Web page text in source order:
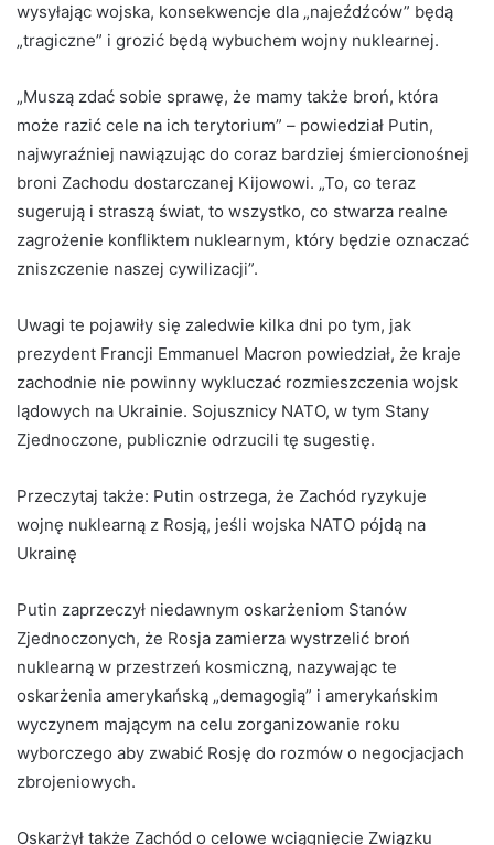
wysyłając wojska, konsekwencje dla „najeźdźców” będą
„tragiczne” i grozić będą wybuchem wojny nuklearnej.
„Muszą zdać sobie sprawę, że mamy także broń, która
może razić cele na ich terytorium” – powiedział Putin,
najwyraźniej nawiązując do coraz bardziej śmiercionośnej
broni Zachodu dostarczanej Kijowowi. „To, co teraz
sugerują i straszą świat, to wszystko, co stwarza realne
zagrożenie konfliktem nuklearnym, który będzie oznaczać
zniszczenie naszej cywilizacji”.
Uwagi te pojawiły się zaledwie kilka dni po tym, jak
prezydent Francji Emmanuel Macron powiedział, że kraje
zachodnie nie powinny wykluczać rozmieszczenia wojsk
lądowych na Ukrainie. Sojusznicy NATO, w tym Stany
Zjednoczone, publicznie odrzucili tę sugestię.
Przeczytaj także: Putin ostrzega, że ​​Zachód ryzykuje
wojnę nuklearną z Rosją, jeśli wojska NATO pójdą na
Ukrainę
Putin zaprzeczył niedawnym oskarżeniom Stanów
Zjednoczonych, że Rosja zamierza wystrzelić broń
nuklearną w przestrzeń kosmiczną, nazywając te
oskarżenia amerykańską „demagogią” i amerykańskim
wyczynem mającym na celu zorganizowanie roku
wyborczego aby zwabić Rosję do rozmów o negocjacjach
zbrojeniowych.
Oskarżył także Zachód o celowe wciągnięcie Związku